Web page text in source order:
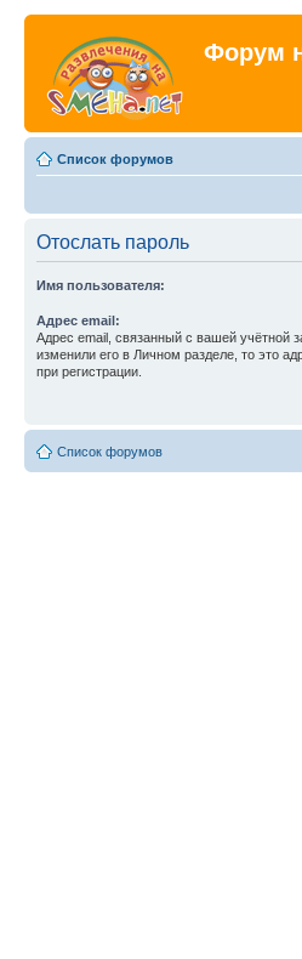
Форум
Список форумов
Отослать пароль
Имя пользователя:
Адрес email:
Адрес email, связанный с вашей учётной
изменили его в Личном разделе, то это
при регистрации.
Список форумов